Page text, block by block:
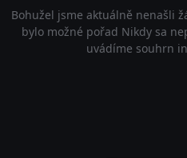
Bohužel jsme aktuálně nenašli
bylo možné pořad Nikdy sa
uvádíme souhrn